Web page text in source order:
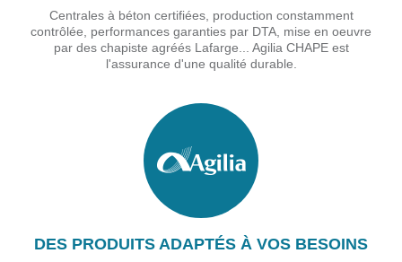
Centrales à béton certifiées, production constamment
contrôlée, performances garanties par DTA, mise en oeuvre
par des chapiste agréés Lafarge... Agilia CHAPE est
l'assurance d'une qualité durable.
DES PRODUITS ADAPTÉS À VOS BESOINS